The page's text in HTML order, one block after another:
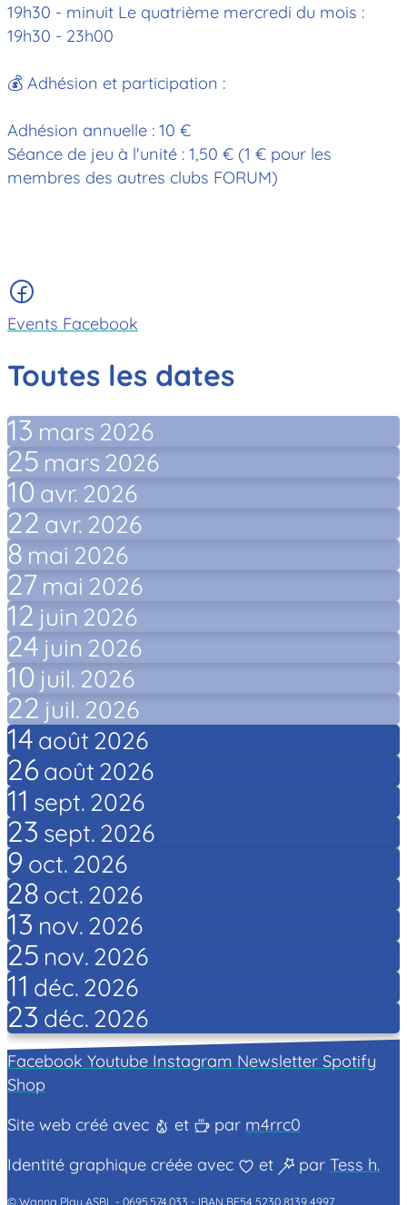
19h30 - minuit Le quatrième mercredi du mois :
19h30 - 23h00
💰 Adhésion et participation :
Adhésion annuelle : 10 €
Séance de jeu à l'unité : 1,50 € (1 € pour les
membres des autres clubs FORUM)
Events Facebook
Toutes les dates
13 mars 2026
25 mars2026
10 avr. 2026
22 avr. 2026
8 mai 2026
27 mai 2026
12 juin 2026
24 juin 2026
10 juil. 2026
22 juil. 2026
14 août 2026
26 août 2026
11 sept. 2026
23 sept. 2026
9 oct. 2026
28 oct. 2026
13 nov. 2026
25 nov. 2026
11 déc. 2026
23 déc. 2026
Facebook Youtube Instagram Newsletter Spotify
Shop
Site web créé avec
et par m4rrc0
Identité graphique créée avec
et parTess h.
© Wanna Play ASBL - 0695.574.033 - IBAN BE54 5230 8139 4997